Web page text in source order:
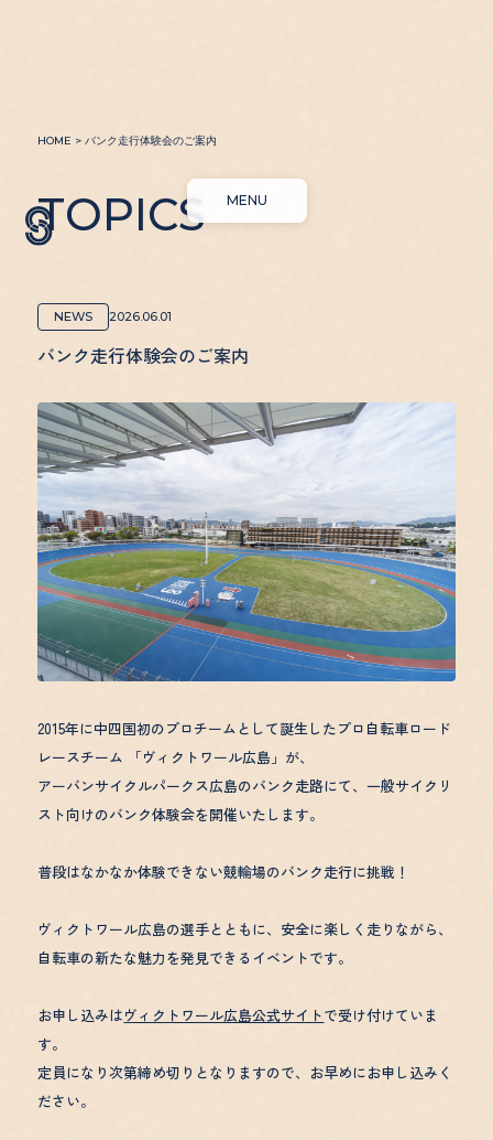
MENU
STAY
FOOD & BEVERAGE
FACILITY
ACCESS
よくあるご質問
宿泊約款
利用規約
プライバシーポリシー
特定商取引法に基づく表
3-6-40 Ujina Kaigan, Minami-ku,
HOME >バンク走行体験会のご案内
TOPICS
NEWS 2026.06.01
バンク走行体験会のご案内
2015年に中四国初のプロチームとして誕生したプロ自転車ロード
レースチーム 「ヴィクトワール広島」が、
アーバンサイクルパークス広島のバンク走路にて、一般サイクリ
スト向けのバンク体験会を開催いたします。
普段はなかなか体験できない競輪場のバンク走行に挑戦！
ヴィクトワール広島の選手とともに、安全に楽しく走りながら、
自転車の新たな魅力を発見できるイベントです。
お申し込みはヴィクトワール広島公式サイトで受け付けていま
す。
定員になり次第締め切りとなりますので、お早めにお申し込みく
ださい。